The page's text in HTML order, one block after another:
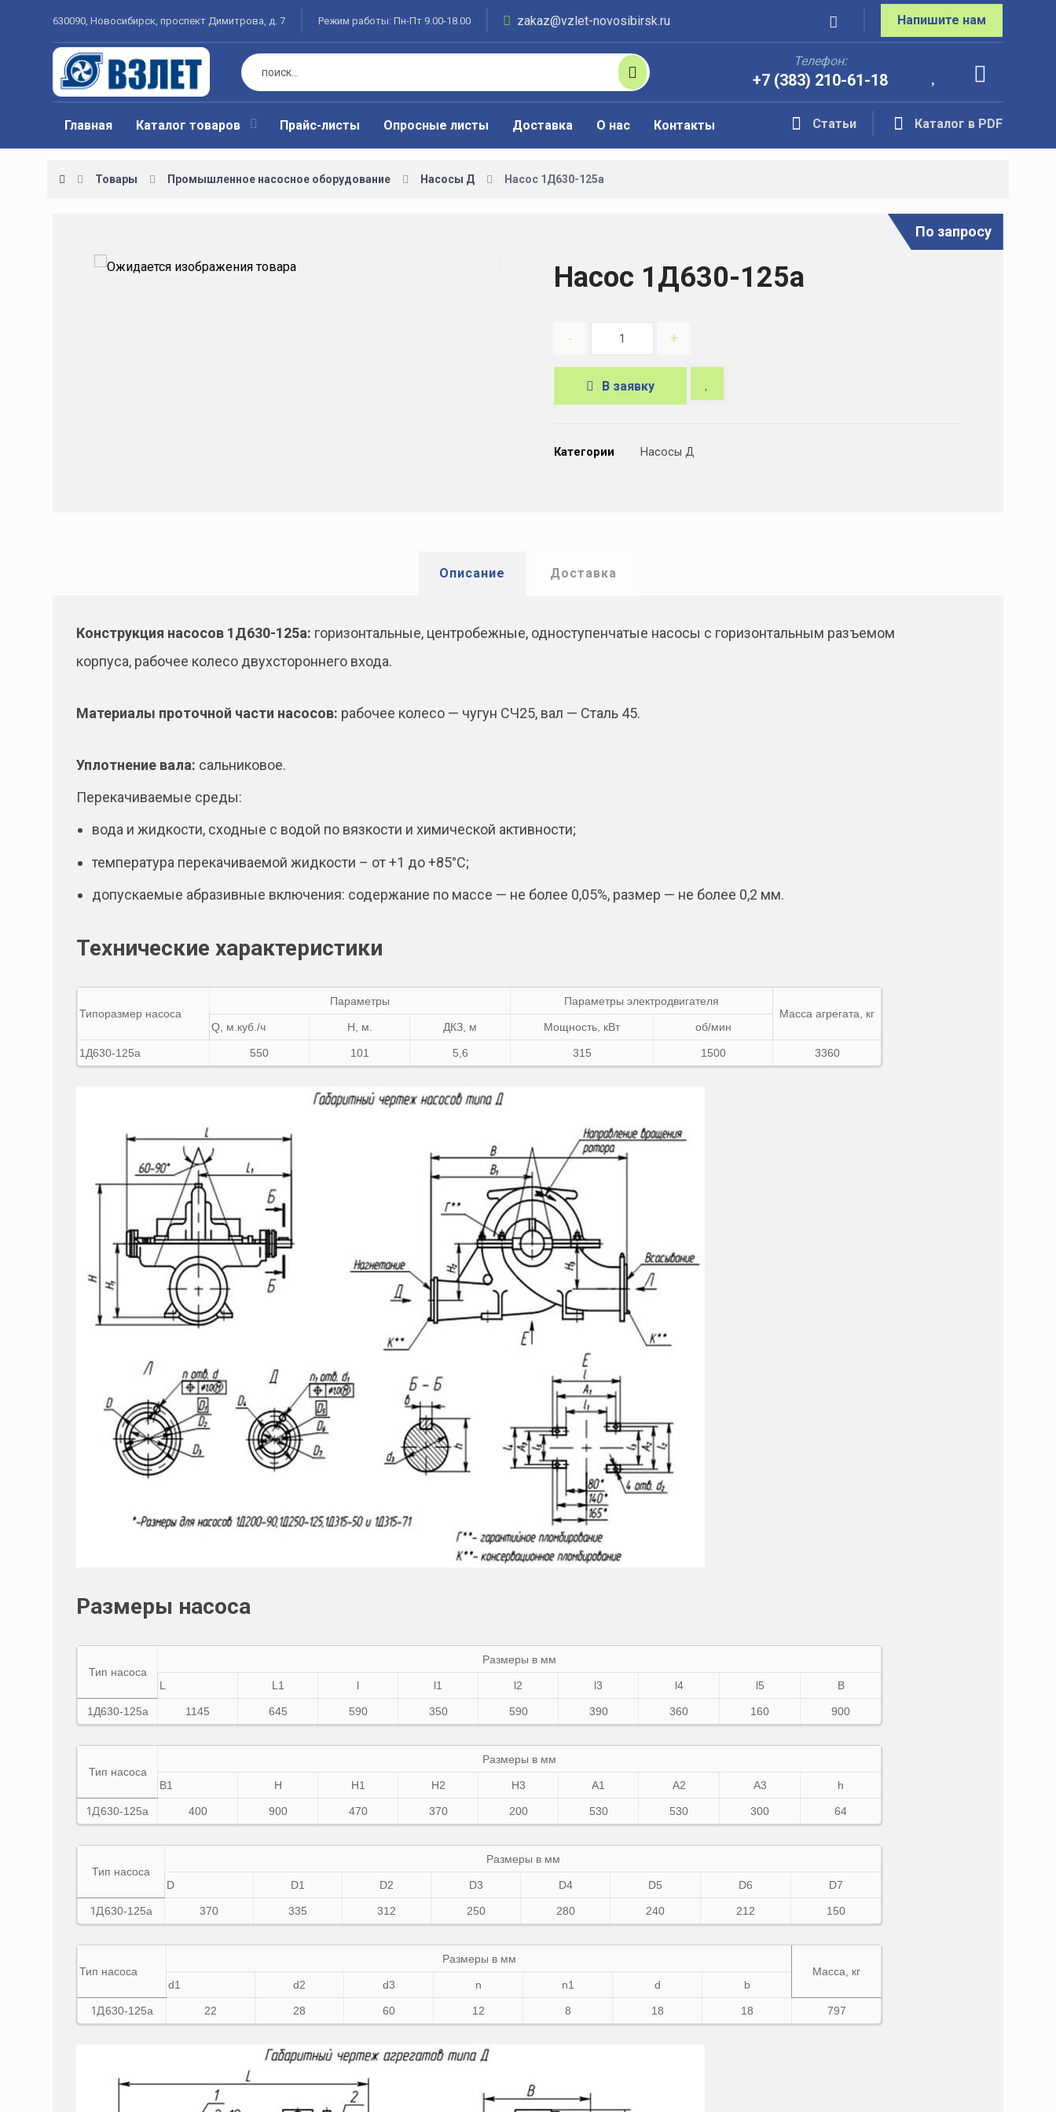
630090, Новосибирск, проспект Димитрова, д. 7 Режим работы: Пн-Пт 9.00-18.00 zakaz@vzlet-novosibirsk.ru Напишите нам
Телефон:
+7 (383) 210-61-18
Главная Каталог товаров Прайс-листы Опросные листы Доставка О нас Контакты Каталог в PDF
Статьи
Товары Промышленное насосное оборудование Насосы Д Насос 1Д630-125а
Насос 1Д630-125а
По запросу
- +
В заявку
a
v
Категории Насосы Д
Описание Доставка
Конструкция насосов 1Д630-125а: горизонтальные, центробежные, одноступен­чатые насосы с горизонтальным разъемом
корпуса, рабочее колесо двухстороннего входа.
Материалы проточной части насосов: рабочее колесо — чугун СЧ25, вал — Сталь 45.
Уплотнение вала: сальниковое.
Перекачиваемые среды:
вода и жидкости, сходные с водой по вязкости и химической активности;
температура перекачиваемой жидкости – от +1 до +85°С;
допускаемые абразивные включения: содержание по массе — не более 0,05%, размер — не более 0,2 мм.
Технические характеристики
Типоразмер насоса
Параметры
Параметры электродвигателя
Масса агрегата, кг
Q, м.куб./ч
H, м. ДКЗ, м Мощность, кВт об/мин
1Д630-125а 550 101 5,6 315 1500 3360
Размеры насоса
Тип насоса
Размеры в мм
L L1 l l1 l2 l3 l4 l5 В
1Д630-125а 1145 645 590 350 590 390 360 160 900
Тип насоса
Размеры в мм
B1 Н H1 H2 H3 A1 A2 A3 h
1Д630-125а 400 900 470 370 200 530 530 300 64
Тип насоса
Размеры в мм
D D1 D2 D3 D4 D5 D6 D7
1Д630-125а 370 335 312 250 280 240 212 150
Тип насоса
Размеры в мм
Масса, кг
d1
d2 d3 n n1 d b
1Д630-125а 22 28 60 12 8 18 18 797